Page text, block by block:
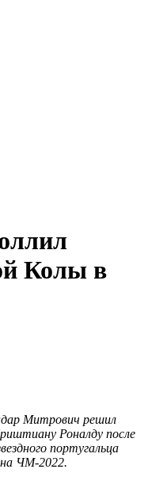
Колы в
Митрович решил
Роналду после
португальца
ЧМ-2022.